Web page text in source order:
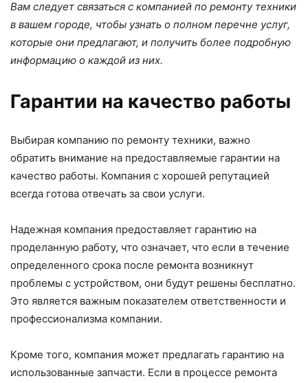
Вам следует связаться с компанией по ремонту техники
в вашем городе, чтобы узнать о полном перечне услуг,
которые они предлагают, и получить более подробную
информацию о каждой из них.
Гарантии на качество работы
Выбирая компанию по ремонту техники, важно
обратить внимание на предоставляемые гарантии на
качество работы. Компания с хорошей репутацией
всегда готова отвечать за свои услуги.
Надежная компания предоставляет гарантию на
проделанную работу, что означает, что если в течение
определенного срока после ремонта возникнут
проблемы с устройством, они будут решены бесплатно.
Это является важным показателем ответственности и
профессионализма компании.
Кроме того, компания может предлагать гарантию на
использованные запчасти. Если в процессе ремонта